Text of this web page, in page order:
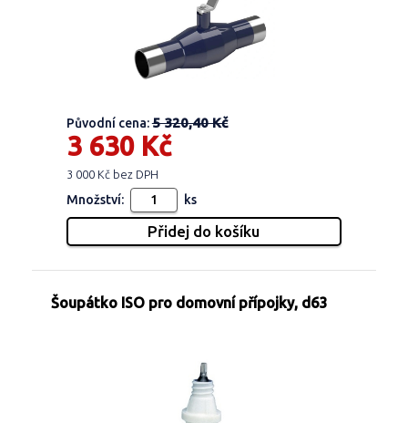
Původní cena:5 320,40 Kč
3 630 Kč
3 000 Kč bez DPH
Množství: ks
Šoupátko ISO pro domovní přípojky, d63